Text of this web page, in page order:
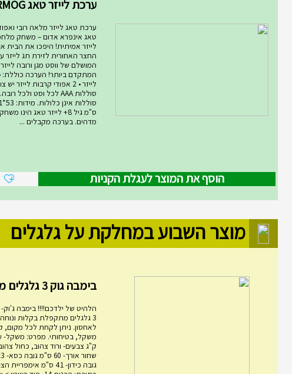
ערכת לייזר טאג ARMOG...
ערכת טאג לייזר מלאה רובי
טאג אינפרא אדום – משחק
לייזר אמיתית! היפכו את הבית
החצר האחורית לזירת תג
המושלם של ווסט מגן ורובה
סוללות AAA לכל וסט ולכל רובה.
ס"מ גיל 8+ לייזר טאג הינו
מדהים. בערכה מקבלים ...
הוסף את המוצר לעגלת הקניות
מוצר השבוע במחלקת על גלגלים
בימבה גוק 3 גלגלים מ...
הלהיט של ילדכם!!!! בימבה
3 גלגלים מתקפלת בקלות ונוחה
לאחסון. ניתן לקחת לכל מקום,
ק"ג צבעים- ורוד צהוב, כחול
גובה כידון- 41 ס"מ